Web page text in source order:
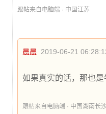
跟帖来自电脑端 · 中国江苏
晨晨 2019-06-21
如果真实的话，那也
跟帖来自电脑端 · 中国湖南长